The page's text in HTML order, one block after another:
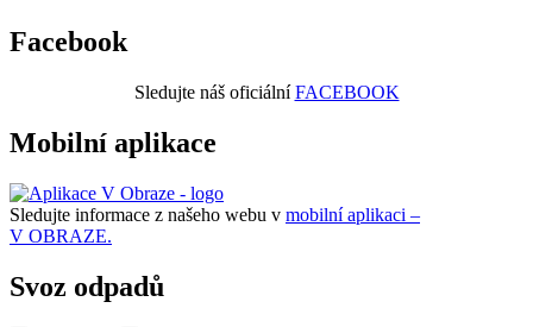
Facebook
Sledujte náš oficiálníFACEBOOK
Mobilní aplikace
Sledujte informace z našeho webu v mobilní aplikaci –
V OBRAZE.
Svoz odpadů